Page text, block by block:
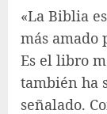
«La Biblia
más amado
Es el libro
también ha
señalado.